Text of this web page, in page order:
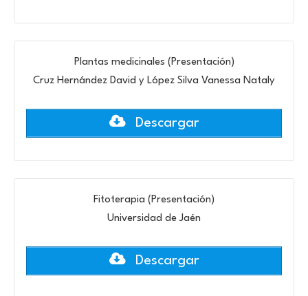
Plantas medicinales (Presentación)
Cruz Hernández David y López Silva Vanessa Nataly
Descargar
Fitoterapia (Presentación)
Universidad de Jaén
Descargar